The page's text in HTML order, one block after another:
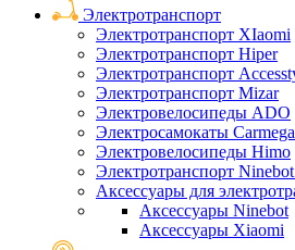
Электротранспорт
Электротранспорт XIaomi
Электротранспорт Hiper
Электротранспорт
Электротранспорт Mizar
Электровелосипеды ADO
Электросамокаты Carmega
Электровелосипеды Himo
Электротранспорт
Аксессуары для
Аксессуары Ninebot
Аксессуары Xiaomi